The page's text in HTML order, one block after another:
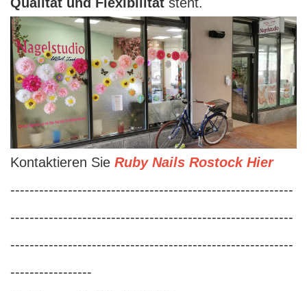
Qualität und Flexibilität steht.
Kontaktieren Sie Ruby Nails Rostock Hier
-----------------------------------------------------------
-----------------------------------------------------------
-----------------------------------------------------------
-----------------